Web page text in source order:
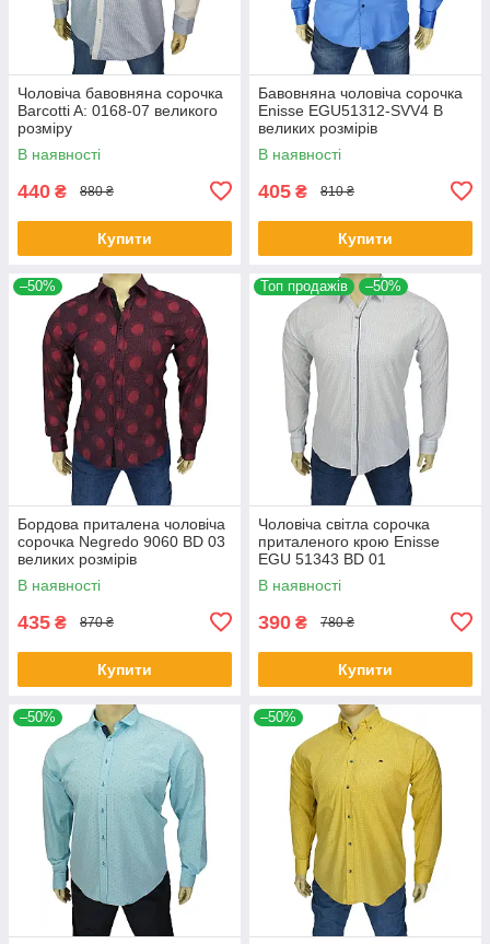
Чоловіча бавовняна сорочка
Barcotti A: 0168-07 великого
розміру
В наявності
440 ₴ 880 ₴
Купити
Бавовняна чоловіча сорочка
Еnisse EGU51312-SVV4 B
великих розмірів
В наявності
405 ₴ 810 ₴
Купити
–50%
Бордова приталена чоловіча
сорочка Negredo 9060 BD 03
великих розмірів
В наявності
435 ₴ 870 ₴
Купити
Топ продажів –50%
Чоловіча світла сорочка
приталеного крою Еnisse
EGU 51343 BD 01
В наявності
390 ₴ 780 ₴
Купити
–50% –50%